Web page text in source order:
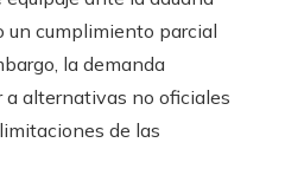
un cumplimiento parcial
la demanda
a alternativas no oficiales
de las